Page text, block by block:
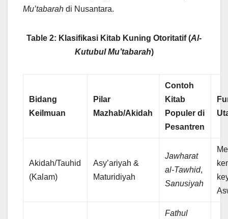
Mu’tabarah di Nusantara.
Table 2: Klasifikasi Kitab Kuning Otoritatif (Al-
Kutubul Mu’tabarah)
Bidang
Keilmuan
Pilar
Mazhab/Akidah
Contoh
Kitab
Populer di
Pesantren
Akidah/Tauhid
(Kalam)
Asy’ariyah &
Maturidiyah
Jawharat
al-Tawhid,
Sanusiyah
Fathul